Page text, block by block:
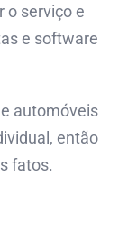
o serviço e
e software
automóveis
então
fatos.